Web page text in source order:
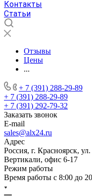
Контакты
Статьи
Отзывы
Цены
...
+ 7 (391) 288-29-89
+ 7 (391) 288-29-89
+ 7 (391) 292-79-32
Заказать звонок
E-mail
sales@alx24.ru
Адрес
Россия, г. Красноярск,
Вертикали, офис 6-17
Режим работы
Время работы с 8:00 до